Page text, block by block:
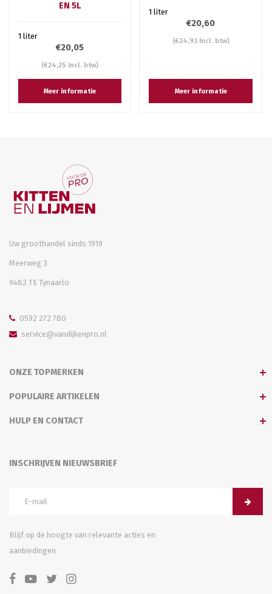
EN 5L
1 liter
€20,05
(€24,25 Incl. btw)
Meer informatie
1 liter
€20,60
(€24,93 Incl. btw)
Meer informatie
Uw groothandel sinds 1919
Meerweg 3
9482 TE Tynaarlo
0592 272 780
service@vandijkenpro.nl
ONZE TOPMERKEN
POPULAIRE ARTIKELEN
HULP EN CONTACT
INSCHRIJVEN NIEUWSBRIEF
Blijf op de hoogte van relevante acties en
aanbiedingen